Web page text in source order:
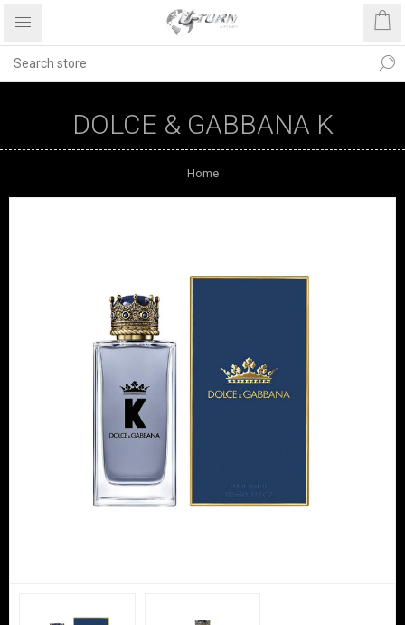
DOLCE & GABBANA K
Home